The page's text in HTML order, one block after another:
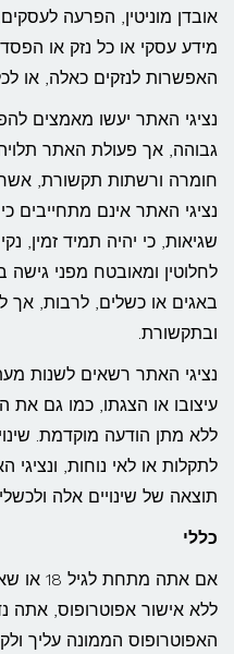
אובדן מוניטין, הפרעה
מידע עסקי או כל נזק או
האפשרות לנזקים כאלה, או
נציגי האתר יעשו מאמצים
גבוהה, אך פעולת האתר תלויה
חומרה ורשתות תקשורת,
נציגי האתר אינם מתחייבים
שגיאות, כי יהיה תמיד זמין,
לחלוטין ומאובטח מפני גישה
באגים או כשלים, לרבות, אך
ובתקשורת.
נציגי האתר רשאים לשנות
עיצובו או הצגתו, כמו גם את
ללא מתן הודעה מוקדמת.
לתקלות או לאי נוחות,
תוצאה של שינויים אלה
כללי
אם אתה
ללא אישור אפוטרופוס, אתה
האפוטרופוס הממונה עליך